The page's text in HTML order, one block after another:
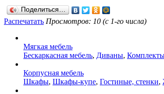
Поделиться…
Распечатать Просмотров: 10 (с 1-го числа)
Мягкая мебель
Бескаркасная мебель, Диваны,
Корпусная мебель
Шкафы, Шкафы-купе, Гостиные, стенки,